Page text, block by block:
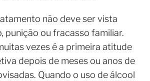
não deve ser vista
punição ou fracasso familiar.
vezes é a primeira atitude
depois de meses ou anos de
Quando o uso de álcool